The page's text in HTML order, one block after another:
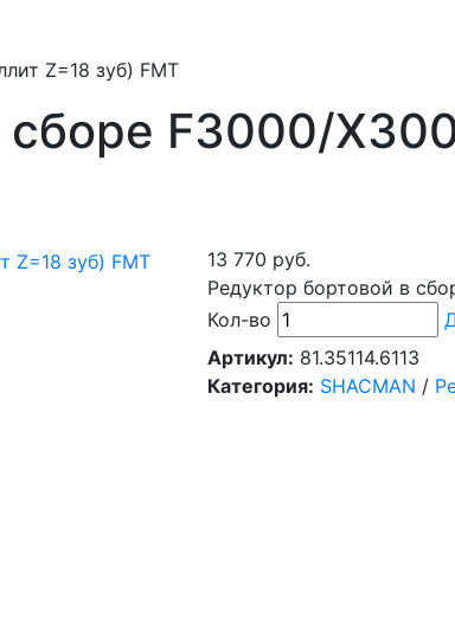
Z=18 зуб) FMT
сборе F3000/
13 770 руб.
Редуктор бортовой в
Кол-во
Артикул: 81.35114.6113
Категория: SHACMAN /